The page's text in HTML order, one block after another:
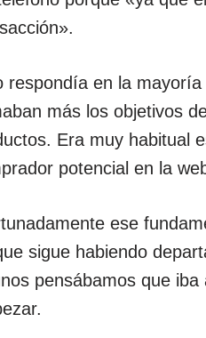
respondía en la
más los objetivos
Era muy habitual
potencial en la
ese
sigue habiendo
pensábamos que